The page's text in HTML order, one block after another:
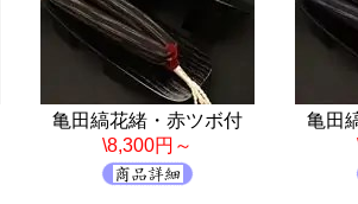
亀田縞花緒・赤ツボ付
\8,300円～
亀田